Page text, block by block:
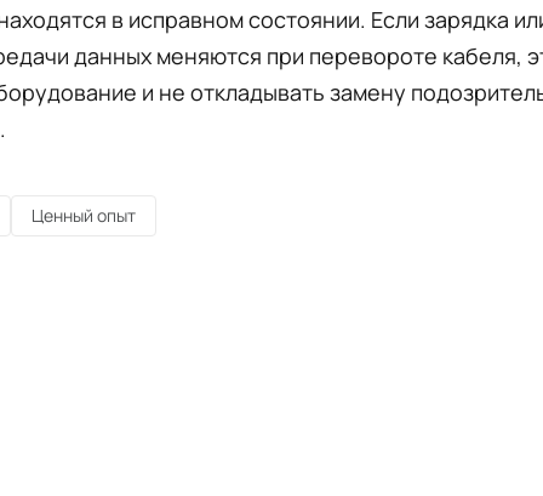
в исправном состоянии. Если зарядка
данных меняются при перевороте кабеля,
и не откладывать замену
Ценный опыт